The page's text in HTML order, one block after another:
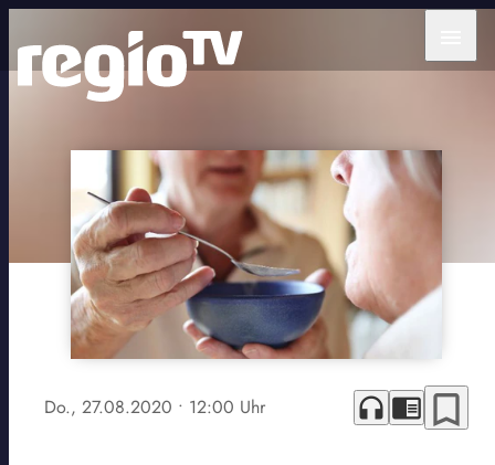
Do., 27.08.2020 • 12:00 Uhr headphones chrome_reader_mode bookmark_border